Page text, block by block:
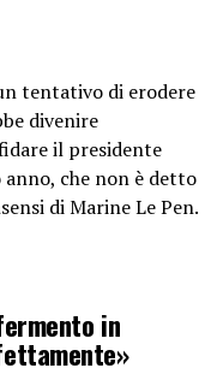
tentativo di erodere
divenire
il presidente
che non è detto
di Marine Le Pen.
in